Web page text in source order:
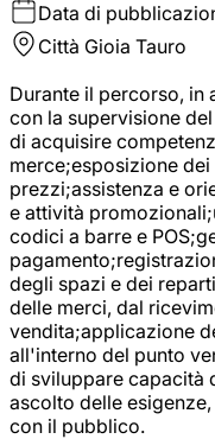
Data di
Città Gioia Tauro
Durante il percorso, in
con la supervisione
di acquisire
merce;esposizione
prezzi;assistenza e
e attività
codici a barre e
degli spazi e dei
delle merci, dal
vendita;applicazione
all'interno del punto
di sviluppare capacità
ascolto delle
con il pubblico.